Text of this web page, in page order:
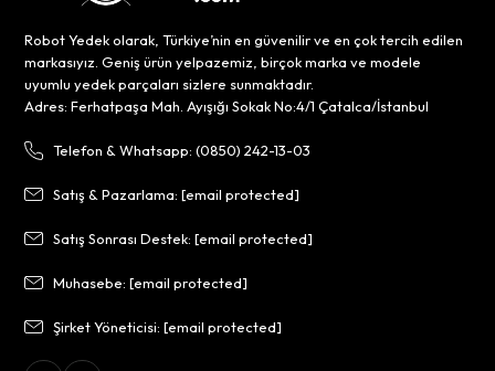
Robot Yedek olarak, Türkiye’nin en güvenilir ve en çok tercih edilen
markasıyız. Geniş ürün yelpazemiz, birçok marka ve modele
uyumlu yedek parçaları sizlere sunmaktadır.
Adres: Ferhatpaşa Mah. Ayışığı Sokak No:4/1 Çatalca/İstanbul
Telefon & Whatsapp: (0850) 242-13-03
Satış & Pazarlama:[email protected]
Satış Sonrası Destek:[email protected]
Muhasebe:[email protected]
Şirket Yöneticisi:[email protected]